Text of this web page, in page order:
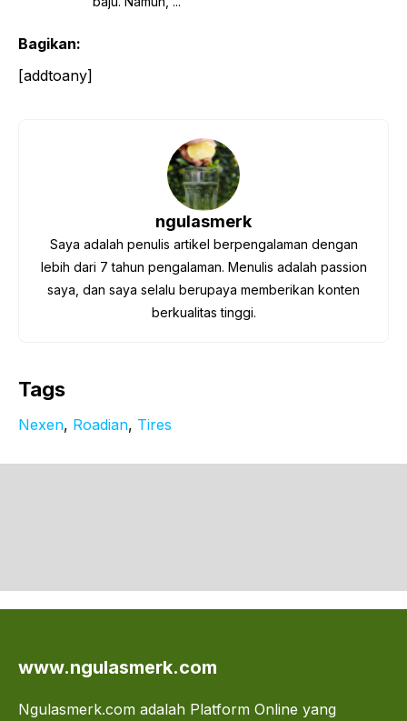
Bagikan:
[addtoany]
ngulasmerk
Saya adalah penulis artikel berpengalaman dengan
lebih dari 7 tahun pengalaman. Menulis adalah passion
saya, dan saya selalu berupaya memberikan konten
berkualitas tinggi.
Tags
Nexen, Roadian, Tires
www.ngulasmerk.com
Ngulasmerk.com adalah Platform Online yang